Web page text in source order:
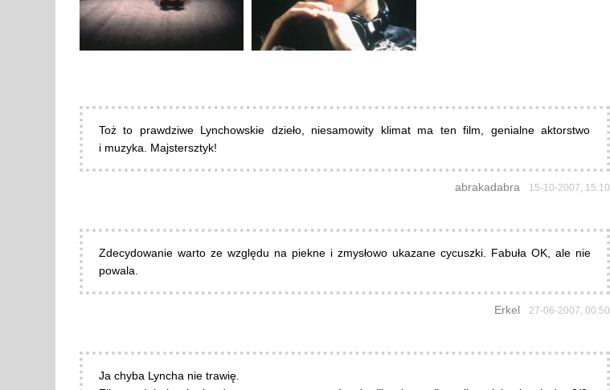
Toż to prawdziwe Lynchowskie dzieło, niesamowity klimat ma ten film, genialne aktorstwo
i muzyka. Majstersztyk!
abrakadabra 15-10-2007, 15:10
Zdecydowanie warto ze względu na piekne i zmysłowo ukazane cycuszki. Fabuła OK, ale nie
powala.
Erkel 27-06-2007, 00:50
Ja chyba Lyncha nie trawię.